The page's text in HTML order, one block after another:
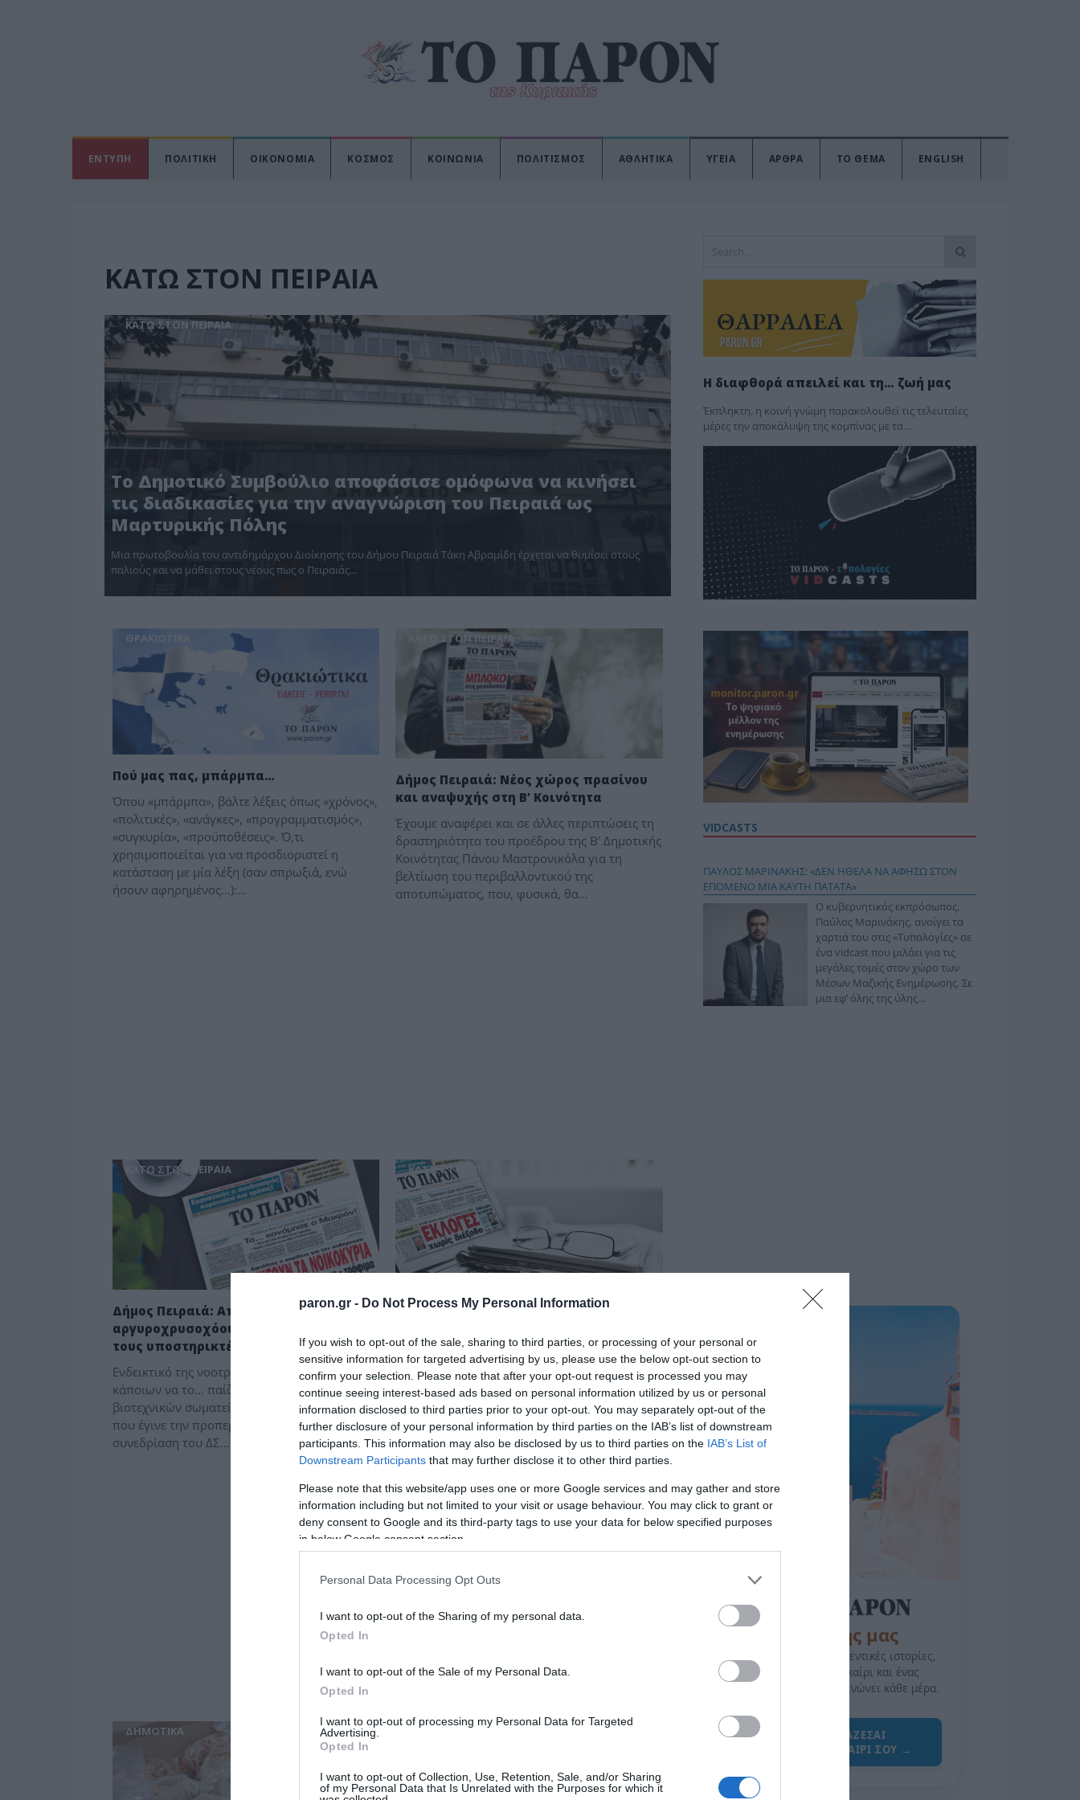
paron.gr - Do Not Process My Personal Information
If you wish to opt-out of the sale, sharing to third parties, or processing of your personal or
sensitive information for targeted advertising by us, please use the below opt-out section to
confirm your selection. Please note that after your opt-out request is processed you may
continue seeing interest-based ads based on personal information utilized by us or personal
information disclosed to third parties prior to your opt-out. You may separately opt-out of the
further disclosure of your personal information by third parties on the IAB’s list of downstream
participants. This information may also be disclosed by us to third parties on the IAB’s List of
Downstream Participants that may further disclose it to other third parties.
Please note that this website/app uses one or more Google services and may gather and store
information including but not limited to your visit or usage behaviour. You may click to grant or
deny consent to Google and its third-party tags to use your data for below specified purposes
in below Google consent section.
Personal Data Processing Opt Outs
I want to opt-out of the Sharing of my personal data.
Opted In
I want to opt-out of the Sale of my Personal Data.
Opted In
I want to opt-out of processing my Personal Data for Targeted
Advertising.
Opted In
I want to opt-out of Collection, Use, Retention, Sale, and/or Sharing
of my Personal Data that Is Unrelated with the Purposes for which it
ΕΝΤΥΠΗ ΠΟΛΙΤΙΚΗ ΟΙΚΟΝΟΜΙΑ ΚΟΣΜΟΣ ΚΟΙΝΩΝΙΑ ΠΟΛΙΤΙΣΜΟΣ ΑΘΛΗΤΙΚΑ ΥΓΕΙΑ ΑΡΘΡΑ ΤΟ ΘΕΜΑ ENGLISH
ΚΑΤΩ ΣΤΟΝ ΠΕΙΡΑΙΑ
ΚΑΤΩ ΣΤΟΝ ΠΕΙΡΑΙΑ
Το Δημοτικό Συμβούλιο αποφάσισε ομόφωνα να κινήσει
τις διαδικασίες για την αναγνώριση του Πειραιά ως
Μαρτυρικής Πόλης
Μια πρωτοβουλία του αντιδημάρχου Διοίκησης του Δήμου Πειραιά Τάκη Αβραμίδη έρχεται να θυμίσει στους
παλιούς και να μάθει στους νέους πως ο Πειραιάς…
ΘΡΑΚΙΩΤΙΚΑ
Πού μας πας, μπάρμπα…
Όπου «μπάρμπα», βάλτε λέξεις όπως «χρόνος»,
«πολιτικές», «ανάγκες», «προγραμματισμός»,
«συγκυρία», «προϋποθέσεις». Ό,τι
χρησιμοποιείται για να προσδιοριστεί η
κατάσταση με μία λέξη (σαν σπρωξιά, ενώ
ήσουν αφηρημένος…):…
ΚΑΤΩ ΣΤΟΝ ΠΕΙΡΑΙΑ
Δήμος Πειραιά: Νέος χώρος πρασίνου
και αναψυχής στη Β’ Κοινότητα
Έχουμε αναφέρει και σε άλλες περιπτώσεις τη
δραστηριότητα του προέδρου της Β’ Δημοτικής
Κοινότητας Πάνου Μαστρονικόλα για τη
βελτίωση του περιβαλλοντικού της
αποτυπώματος, που, φυσικά, θα…
ΚΑΤΩ ΣΤΟΝ ΠΕΙΡΑΙΑ
Δήμος Πειραιά: Απαξίωσαν τους
αργυροχρυσοχόους αυτοί που κάνουν
τους υποστηρικτές τους
Ενδεικτικό της νοοτροπίας και της επιθυμίας
κάποιων να το… παίζουν ποδηγέτες των
βιοτεχνικών σωματείων είναι το περιστατικό
που έγινε την προπερασμένη Τετάρτη στη
συνεδρίαση του ΔΣ…
ΚΑΤΩ ΣΤΟΝ ΠΕΙΡΑΙΑ
Δήμος Πειραιά: Έφυγε από τη Δημοτική
Αστυνομία ο Τάσος Μαρκαριάν
Είχαμε γράψει πριν από 15 μέρες ότι υπήρχαν
πληροφορίες για παραίτηση του αντιδημάρχου
Δημοτικής Αστυνομίας Τάσου Μαρκαριάν και
ζητούσαμε κάποια...
ΔΗΜΟΤΙΚΑ ΔΗΜΟΤΙΚΑ
Η διαφθορά απειλεί και τη… ζωή μας
Έκπληκτη, η κοινή γνώμη παρακολουθεί τις τελευταίες
μέρες την αποκάλυψη της κο­μπίνας με τα…
VIDCASTS
ΠΑΥΛΟΣ ΜΑΡΙΝΑΚΗΣ: «ΔΕΝ ΗΘΕΛΑ ΝΑ ΑΦΗΣΩ ΣΤΟΝ
ΕΠΟΜΕΝΟ ΜΙΑ ΚΑΥΤΗ ΠΑΤΑΤΑ»
Ο κυβερνητικός εκπρόσωπος,
Παύλος Μαρινάκης, ανοίγει τα
χαρτιά του στις «Τυπολογίες» σε
ένα vidcast που μιλάει για τις
μεγάλες τομές στον χώρο των
Μέσων Μαζικής Ενημέρωσης. Σε
μια εφ’ όλης της ύλης
της Ζωής μας
Οι άνθρωποι, οι αυθεντικές ιστορίες,
το ελληνικό καλοκαίρι και ένας
πολιτισμός που μας ενώνει κάθε μέρα.
ΌΣΑ ΧΡΕΙΆΖΕΣΑΙ
ΓΙΑ ΤΟ ΚΑΛΟΚΑΊΡΙ ΣΟΥ →